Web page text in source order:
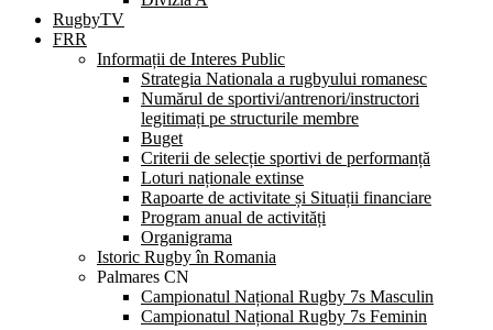
RugbyTV
FRR
Informații de Interes Public
Strategia Nationala a rugbyului romanesc
Numărul de sportivi/antrenori/instructori
legitimați pe structurile membre
Buget
Criterii de selecție sportivi de performanță
Loturi naționale extinse
Rapoarte de activitate și Situații financiare
Program anual de activități
Organigrama
Istoric Rugby în Romania
Palmares CN
Campionatul Național Rugby 7s Masculin
Campionatul Național Rugby 7s Feminin